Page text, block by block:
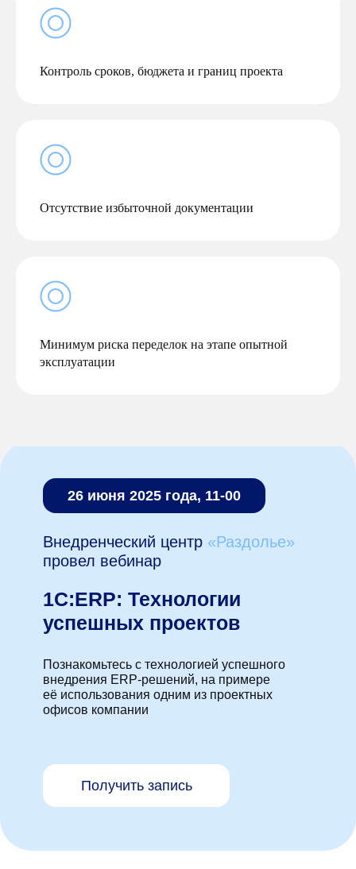
Контроль сроков, бюджета и границ проекта
Отсутствие избыточной документации
Минимум риска переделок на этапе опытной
эксплуатации
1С:ERP: Технологии
успешных проектов
26 июня 2025 года, 11-00
Познакомьтесь с технологией успешного
внедрения ERP-решений, на примере
её использования одним из проектных
офисов компании
Внедренческий центр «Раздолье»
провел вебинар
Получить запись